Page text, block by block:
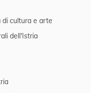
di cultura e arte
dell'Istria